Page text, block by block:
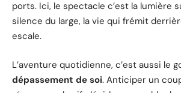
ports. Ici, le spectacle c’est la lumière
silence du large, la vie qui frémit
escale.
L’aventure quotidienne, c’est aussi le
dépassement de soi. Anticiper un